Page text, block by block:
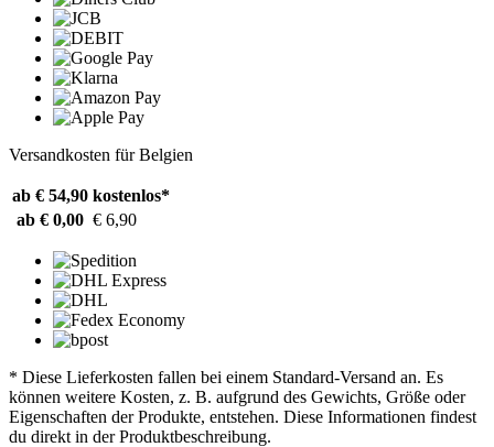
Versandkosten für Belgien
ab € 54,90 kostenlos*
ab € 0,00 € 6,90
* Diese Lieferkosten fallen bei einem Standard-Versand an. Es
können weitere Kosten, z. B. aufgrund des Gewichts, Größe oder
Eigenschaften der Produkte, entstehen. Diese Informationen findest
du direkt in der Produktbeschreibung.